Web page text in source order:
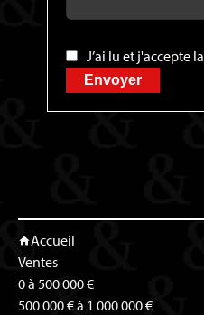
J’ai lu et j'accepte la
Envoyer
Accueil
Ventes
0 à 500 000 €
500 000 € à 1 000 000 €